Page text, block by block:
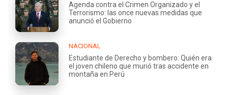
Agenda contra el Crimen Organizado y el
Terrorismo: las once nuevas medidas que
anunció el Gobierno
NACIONAL
Estudiante de Derecho y bombero: Quién era
el joven chileno que murió tras accidente en
montaña en Perú